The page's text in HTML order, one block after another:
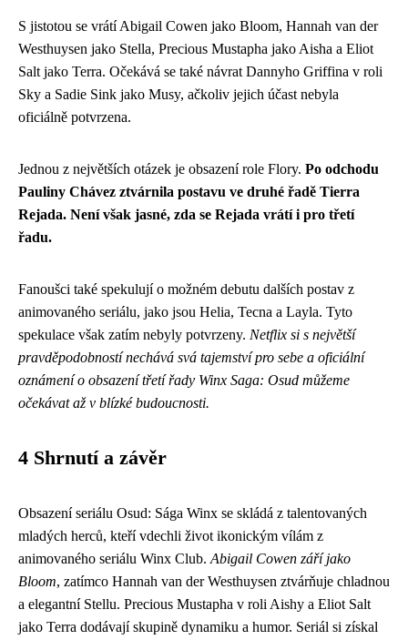
S jistotou se vrátí Abigail Cowen jako Bloom, Hannah van der
Westhuysen jako Stella, Precious Mustapha jako Aisha a Eliot
Salt jako Terra. Očekává se také návrat Dannyho Griffina v roli
Sky a Sadie Sink jako Musy, ačkoliv jejich účast nebyla
oficiálně potvrzena.
Jednou z největších otázek je obsazení role Flory. Po odchodu
Pauliny Chávez ztvárnila postavu ve druhé řadě Tierra
Rejada. Není však jasné, zda se Rejada vrátí i pro třetí
řadu.
Fanoušci také spekulují o možném debutu dalších postav z
animovaného seriálu, jako jsou Helia, Tecna a Layla. Tyto
spekulace však zatím nebyly potvrzeny. Netflix si s největší
pravděpodobností nechává svá tajemství pro sebe a oficiální
oznámení o obsazení třetí řady Winx Saga: Osud můžeme
očekávat až v blízké budoucnosti.
4 Shrnutí a závěr
Obsazení seriálu Osud: Sága Winx se skládá z talentovaných
mladých herců, kteří vdechli život ikonickým vílám z
animovaného seriálu Winx Club. Abigail Cowen září jako
Bloom, zatímco Hannah van der Westhuysen ztvárňuje chladnou
a elegantní Stellu. Precious Mustapha v roli Aishy a Eliot Salt
jako Terra dodávají skupině dynamiku a humor. Seriál si získal